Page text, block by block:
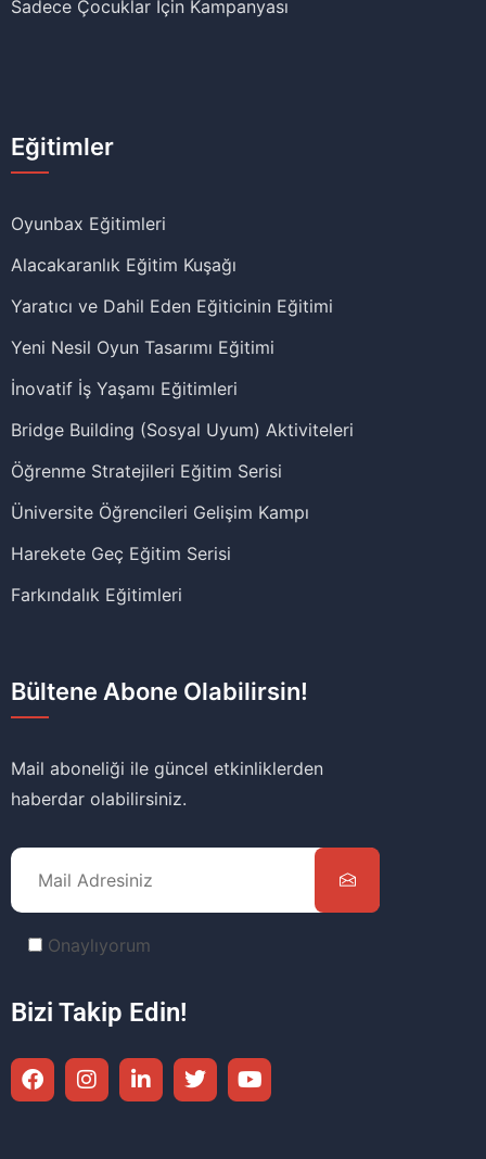
Sadece Çocuklar İçin Kampanyası
Eğitimler
Oyunbax Eğitimleri
Alacakaranlık Eğitim Kuşağı
Yaratıcı ve Dahil Eden Eğiticinin Eğitimi
Yeni Nesil Oyun Tasarımı Eğitimi
İnovatif İş Yaşamı Eğitimleri
Bridge Building (Sosyal Uyum) Aktiviteleri
Öğrenme Stratejileri Eğitim Serisi
Üniversite Öğrencileri Gelişim Kampı
Harekete Geç Eğitim Serisi
Farkındalık Eğitimleri
Bültene Abone Olabilirsin!
Mail aboneliği ile güncel etkinliklerden
haberdar olabilirsiniz.
Onaylıyorum
Bizi Takip Edin!